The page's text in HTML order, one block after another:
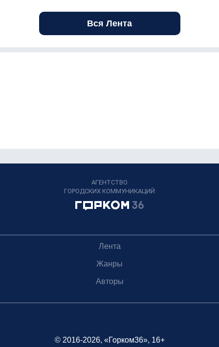
Вся Лента
АГЕНТСТВО
ГОРОДСКИХ КОММУНИКАЦИЙ
Лента
Жанры
Авторы
© 2016-2026, «Горком36», 16+